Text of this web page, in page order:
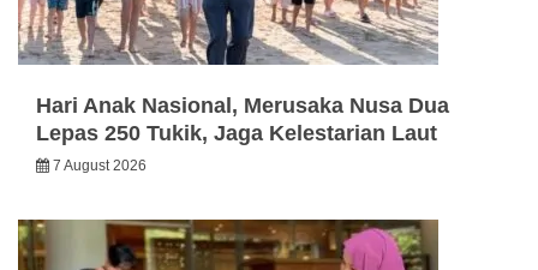
Hari Anak Nasional, Merusaka Nusa Dua
Lepas 250 Tukik, Jaga Kelestarian Laut
7 August 2026